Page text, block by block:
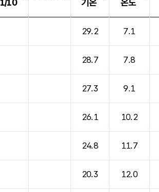
1/10
기온
온도
29.2 7.1
28.7 7.8
27.3 9.1
26.1 10.2
24.8 11.7
20.3 12.0